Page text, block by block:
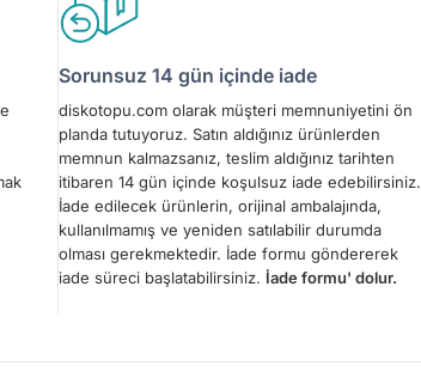
Sorunsuz 14 gün içinde iade
diskotopu.com olarak müşteri memnuniyetini ön
planda tutuyoruz. Satın aldığınız ürünlerden
memnun kalmazsanız, teslim aldığınız tarihten
itibaren 14 gün içinde koşulsuz iade edebilirsiniz.
İade edilecek ürünlerin, orijinal ambalajında,
kullanılmamış ve yeniden satılabilir durumda
olması gerekmektedir. İade formu göndererek
iade süreci başlatabilirsiniz. İade formu' dolur.